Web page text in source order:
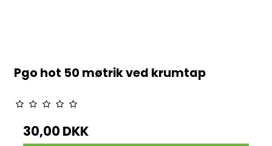
Pgo hot 50 møtrik ved krumtap
30,00 DKK